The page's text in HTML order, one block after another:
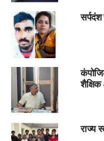
शैक्षिक
राज्य